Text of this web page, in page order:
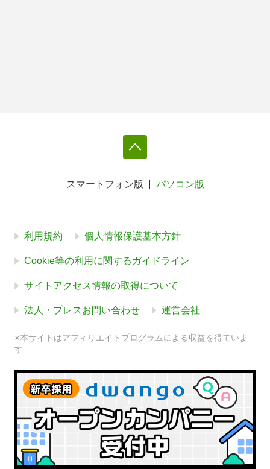
スマートフォン版 パソコン版
利用規約 個人情報保護基本方針
Cookie等の利用に関するガイドライン
サイトアクセス情報の取得について
法人・プレスお問い合わせ 運営会社
※本サイトはアフィリエイトプログラムによる収益を得ていま
す